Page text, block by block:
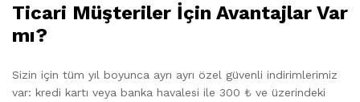
Ticari Müşteriler İçin Avantajlar Var
mı?
Sizin için tüm yıl boyunca ayrı ayrı özel güvenli indirimlerimiz
var: kredi kartı veya banka havalesi ile 300 ₺ ve üzerindeki